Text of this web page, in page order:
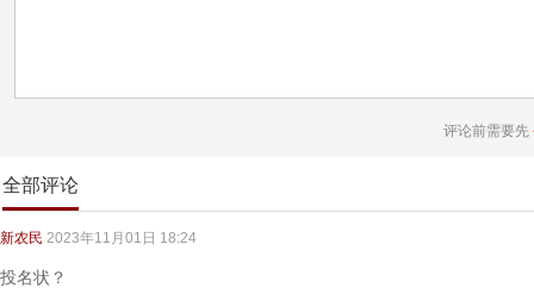
评论前需要先
全部评论
新农民 2023年11月01日 18:24
投名状？